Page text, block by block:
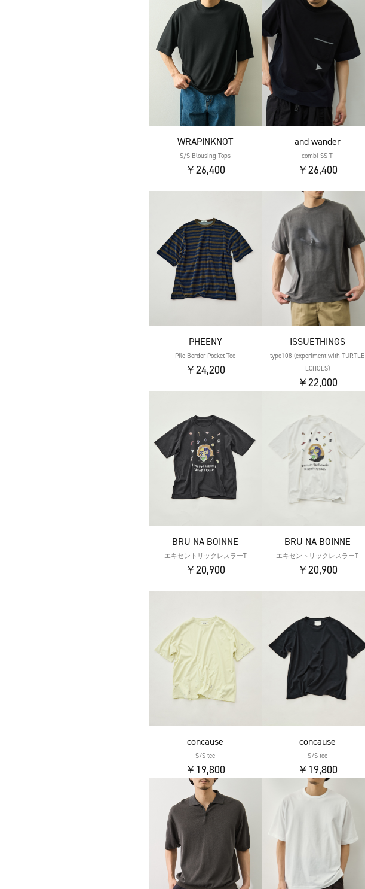
WRAPINKNOT
S/S Blousing Tops
￥26,400
and wander
combi SS T
￥26,400
PHEENY
Pile Border Pocket Tee
￥24,200
ISSUETHINGS
type108 (experiment with TURTLE
ECHOES)
￥22,000
BRU NA BOINNE
エキセントリックレスラーT
￥20,900
BRU NA BOINNE
エキセントリックレスラーT
￥20,900
concause
S/S tee
￥19,800
concause
S/S tee
￥19,800